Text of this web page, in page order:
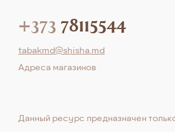
+373 78115544
tabakmd@shisha.md
Aдреса магазинов
Данный ресурс предназначен